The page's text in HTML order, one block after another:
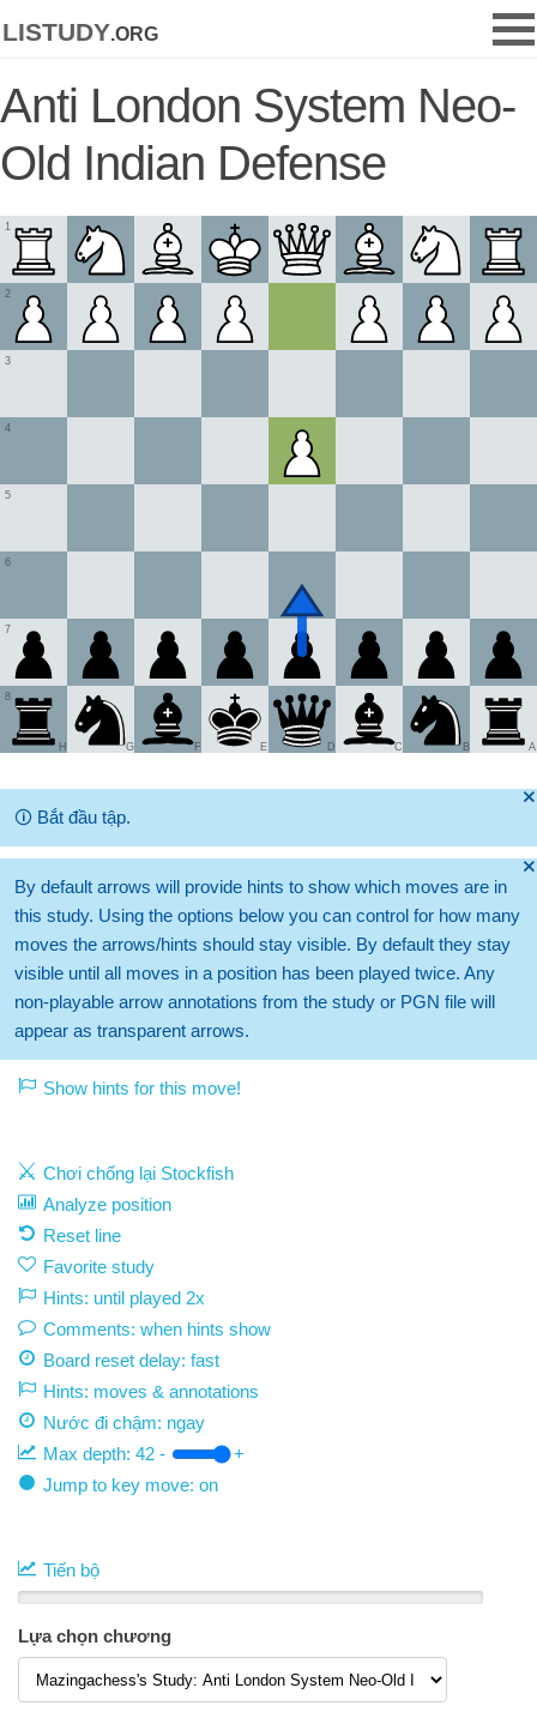
listudy.org
Anti London System Neo-
Old Indian Defense
1
2
3
4
5
6
7
8
A
B
C
D
E
F
G
H
🞫
🛈 Bắt đầu tập.
🞫
By default arrows will provide hints to show which moves are in
this study. Using the options below you can control for how many
moves the arrows/hints should stay visible. By default they stay
visible until all moves in a position has been played twice. Any
non-playable arrow annotations from the study or PGN file will
appear as transparent arrows.
Show hints for this move!
Chơi chống lại Stockfish
Analyze position
Reset line
Favorite study
Hints: until played 2x
Comments: when hints show
Board reset delay: fast
Hints: moves & annotations
Nước đi chậm: ngay
Max depth: 42 -
+
Jump to key move: on
Tiến bộ
Lựa chọn chương